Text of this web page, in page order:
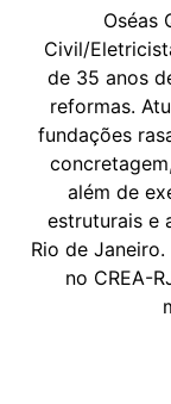
Oséas
Civil/
de 35 anos
reformas.
fundações
além de
estruturais e
Rio de
no CREA-